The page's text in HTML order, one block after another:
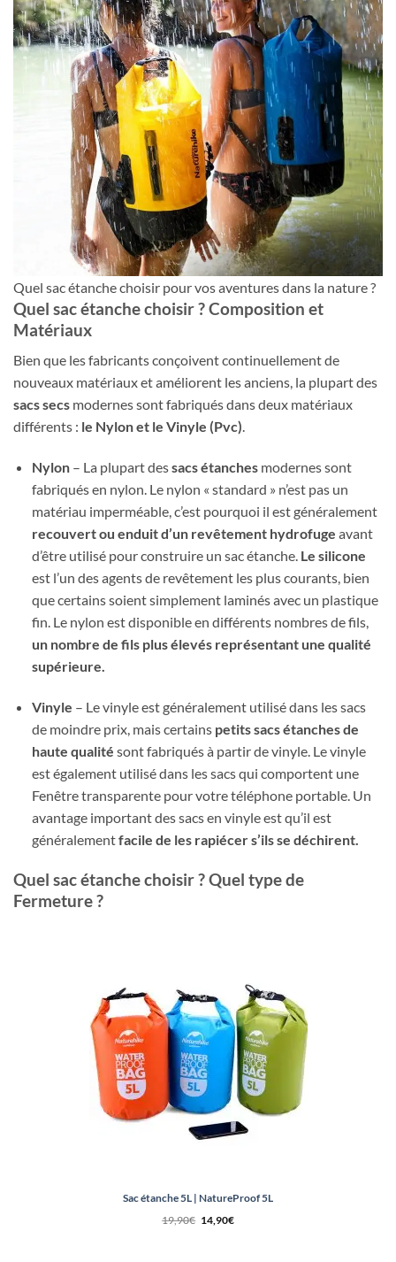
Quel sac étanche choisir pour vos aventures dans la nature ?
Quel sac étanche choisir ? Composition et
Matériaux
Bien que les fabricants conçoivent continuellement de
nouveaux matériaux et améliorent les anciens, la plupart des
sacs secs modernes sont fabriqués dans deux matériaux
différents : le Nylon et le Vinyle (Pvc).
Nylon– La plupart dessacs étanchesmodernes sont
fabriqués en nylon. Le nylon « standard » n’est pas un
matériau imperméable, c’est pourquoi il est généralement
recouvert ou enduit d’un revêtement hydrofuge avant
d’être utilisé pour construire un sac étanche. Le silicone
est l’un des agents de revêtement les plus courants, bien
que certains soient simplement laminés avec un plastique
fin. Le nylon est disponible en différents nombres de fils,
un nombre de fils plus élevés représentant une qualité
supérieure.
Vinyle – Le vinyle est généralement utilisé dans les sacs
de moindre prix, mais certains petits sacs étanches de
haute qualité sont fabriqués à partir de vinyle. Le vinyle
est également utilisé dans les sacs qui comportent une
Fenêtre transparente pour votre téléphone portable. Un
avantage important des sacs en vinyle est qu’il est
généralementfacile de les rapiécer s’ils se déchirent.
Quel sac étanche choisir ? Quel type de
Fermeture ?
Sac étanche 5L | NatureProof 5L
19,90€ Le
prix
14,90€Le